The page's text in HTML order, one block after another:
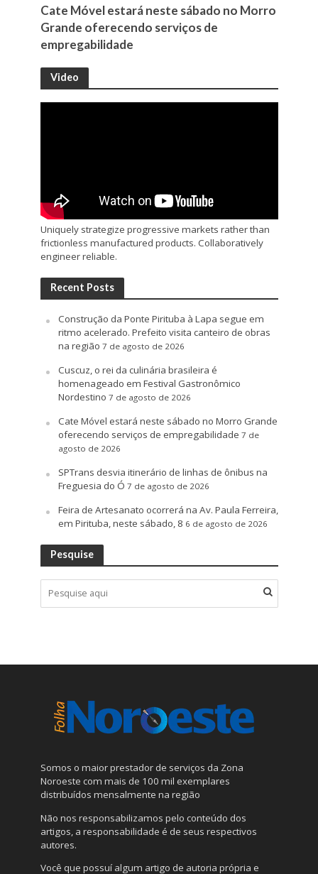
Cate Móvel estará neste sábado no Morro
Grande oferecendo serviços de
empregabilidade
Video
Uniquely strategize progressive markets rather than
frictionless manufactured products. Collaboratively
engineer reliable.
Recent Posts
Construção da Ponte Pirituba à Lapa segue em
ritmo acelerado. Prefeito visita canteiro de obras
na região 7 de agosto de 2026
Cuscuz, o rei da culinária brasileira é
homenageado em Festival Gastronômico
Nordestino 7 de agosto de 2026
Cate Móvel estará neste sábado no Morro Grande
oferecendo serviços de empregabilidade 7 de
agosto de 2026
SPTrans desvia itinerário de linhas de ônibus na
Freguesia do Ó 7 de agosto de 2026
Feira de Artesanato ocorrerá na Av. Paula Ferreira,
em Pirituba, neste sábado, 8 6 de agosto de 2026
Pesquise
Somos o maior prestador de serviços da Zona
Noroeste com mais de 100 mil exemplares
distribuídos mensalmente na região
Não nos responsabilizamos pelo conteúdo dos
artigos, a responsabilidade é de seus respectivos
autores.
Você que possuí algum artigo de autoria própria e